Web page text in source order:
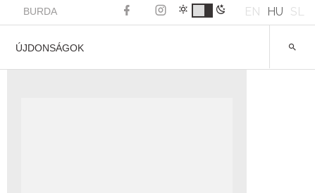
BURDA EN HU SL
ÚJDONSÁGOK